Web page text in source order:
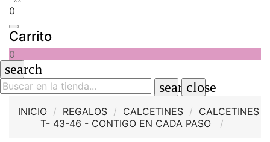
0
Carrito
0
search
searchclose
INICIO REGALOS CALCETINES
CALCETINES
T- 43-46 - CONTIGO EN CADA PASO